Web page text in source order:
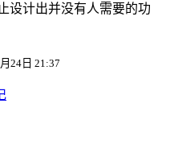
设计出并没有人需要的功
24日 21:37